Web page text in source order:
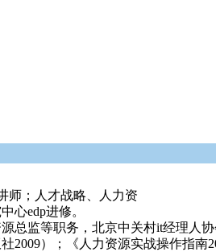
师；人才战略、人力资
心edp进修。
总监等职务，北京中关村it经理人
）；《人力资源实战操作指南